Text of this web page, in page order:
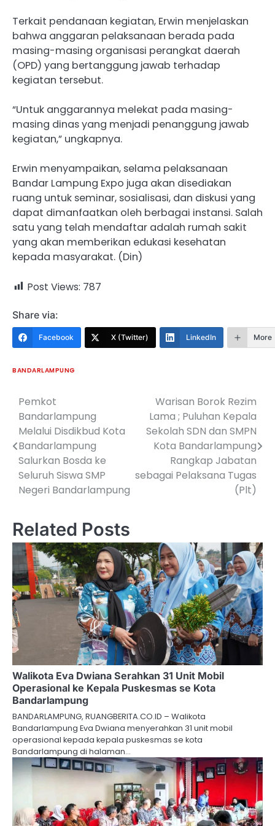
Terkait pendanaan kegiatan, Erwin menjelaskan
bahwa anggaran pelaksanaan berada pada
masing-masing organisasi perangkat daerah
(OPD) yang bertanggung jawab terhadap
kegiatan tersebut.
“Untuk anggarannya melekat pada masing-
masing dinas yang menjadi penanggung jawab
kegiatan,” ungkapnya.
Erwin menyampaikan, selama pelaksanaan
Bandar Lampung Expo juga akan disediakan
ruang untuk seminar, sosialisasi, dan diskusi yang
dapat dimanfaatkan oleh berbagai instansi. Salah
satu yang telah mendaftar adalah rumah sakit
yang akan memberikan edukasi kesehatan
kepada masyarakat. (Din)
Post Views: 787
Share via:
Facebook X (Twitter) LinkedIn More
BANDARLAMPUNG
Navigasi
pos
Pemkot
Bandarlampung
Melalui Disdikbud Kota
Bandarlampung
Salurkan Bosda ke
Seluruh Siswa SMP
Negeri Bandarlampung
Warisan Borok Rezim
Lama ; Puluhan Kepala
Sekolah SDN dan SMPN
Kota Bandarlampung
Rangkap Jabatan
sebagai Pelaksana Tugas
(Plt)
Related Posts
Walikota Eva Dwiana Serahkan 31 Unit Mobil
Operasional ke Kepala Puskesmas se Kota
Bandarlampung
BANDARLAMPUNG, RUANGBERITA.CO.ID – Walikota
Bandarlampung Eva Dwiana menyerahkan 31 unit mobil
operasional kepada kepala puskesmas se kota
Bandarlampung di halaman…